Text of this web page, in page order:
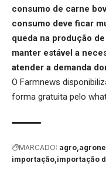
consumo de carne
consumo deve ficar
queda na produção
manter estável a
atender a demanda
O Farmnews
forma gratuita pelo
MARCADO: agro
importação importação